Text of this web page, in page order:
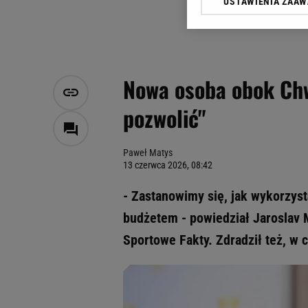
Nowa osoba obok
pozwolić"
Paweł Matys
13 czerwca 2026, 08:42
- Zastanowimy się, jak
budżetem - powiedział Jaroslav
Sportowe Fakty. Zdradził też,
Klikając „Akceptuję”
Zaufanych Partnerów i
My, nasi Zaufani
Użycie dokładnych